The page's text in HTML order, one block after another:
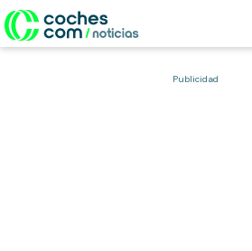
Publicidad